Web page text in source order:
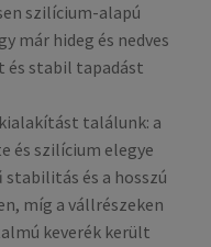
szilícium-alapú
már hideg és nedves
és stabil tapadást
találunk: a
és szilícium elegye
és a hosszú
míg a vállrészeken
keverék került